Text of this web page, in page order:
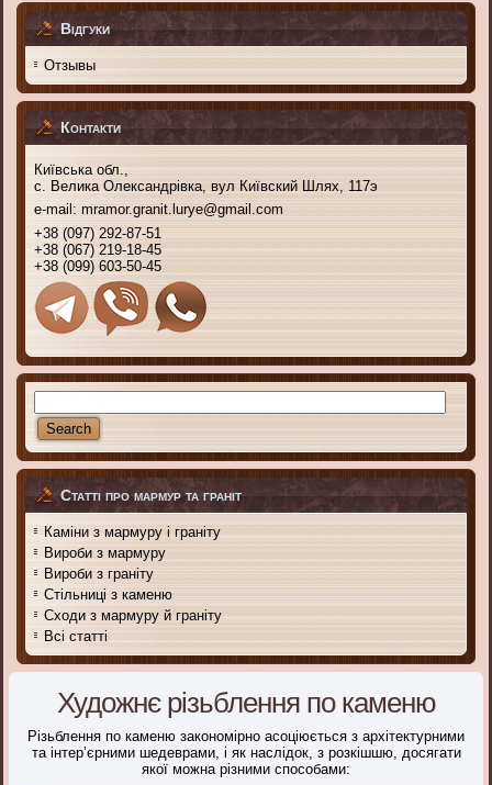
Відгуки
Отзывы
Контакти
Київська обл.,
с. Велика Олександрівка, вул Київский Шлях, 117э
e-mail: mramor.granit.lurye@gmail.com
+38 (097) 292-87-51
+38 (067) 219-18-45
+38 (099) 603-50-45
Статті про мармур та граніт
Каміни з мармуру і граніту
Вироби з мармуру
Вироби з граніту
Стільниці з каменю
Сходи з мармуру й граніту
Всі статті
Художнє різьблення по каменю
Різьблення по каменю закономірно асоціюється з архітектурними
та інтер’єрними шедеврами, і як наслідок, з розкішшю, досягати
якої можна різними способами: